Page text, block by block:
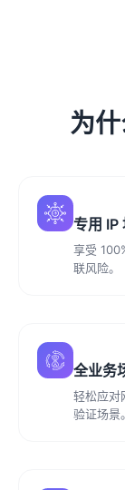
为
专用 IP
享受
联风险。
全业务
轻松应对
验证场景。